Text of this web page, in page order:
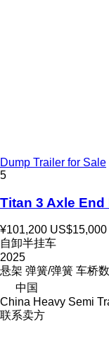
Dump Trailer for Sale
5
Titan 3 Axle End
¥101,200 US$15,000
自卸半挂车
2025
悬架 弹簧/弹簧 车桥数
中国
China Heavy Semi
联系卖方